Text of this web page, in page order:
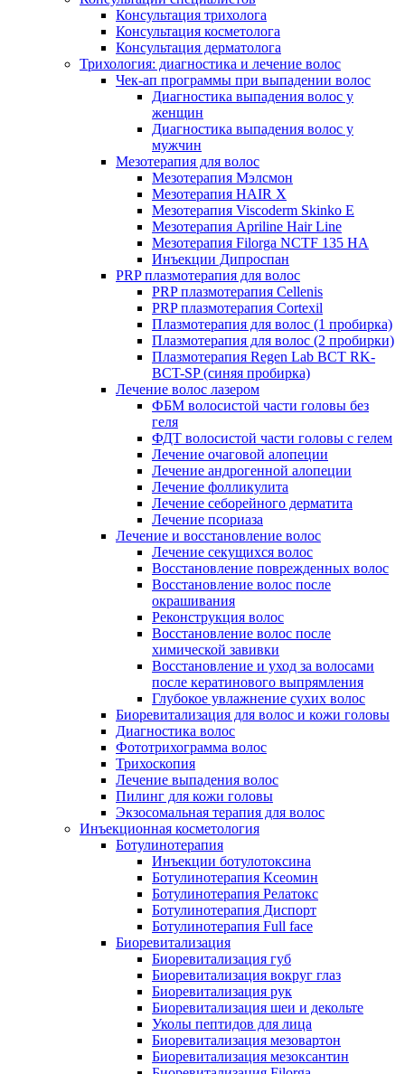
Консультация трихолога
Консультация косметолога
Консультация дерматолога
Трихология: диагностика и лечение волос
Чек-ап программы при выпадении волос
Диагностика выпадения волос у
женщин
Диагностика выпадения волос у
мужчин
Мезотерапия для волос
Мезотерапия Мэлсмон
Мезотерапия HAIR X
Мезотерапия Viscoderm Skinko E
Мезотерапия Apriline Hair Line
Мезотерапия Filorga NCTF 135 HA
Инъекции Дипроспан
PRP плазмотерапия для волос
PRP плазмотерапия Cellenis
PRP плазмотерапия Cortexil
Плазмотерапия для волос (1 пробирка)
Плазмотерапия для волос (2 пробирки)
Плазмотерапия Regen Lab BCT RK-
BCT-SP (синяя пробирка)
Лечение волос лазером
ФБМ волосистой части головы без
геля
ФДТ волосистой части головы с гелем
Лечение очаговой алопеции
Лечение андрогенной алопеции
Лечение фолликулита
Лечение себорейного дерматита
Лечение псориаза
Лечение и восстановление волос
Лечение секущихся волос
Восстановление поврежденных волос
Восстановление волос после
окрашивания
Реконструкция волос
Восстановление волос после
химической завивки
Восстановление и уход за волосами
после кератинового выпрямления
Глубокое увлажнение сухих волос
Биоревитализация для волос и кожи головы
Диагностика волос
Фототрихограмма волос
Трихоскопия
Лечение выпадения волос
Пилинг для кожи головы
Экзосомальная терапия для волос
Инъекционная косметология
Ботулинотерапия
Инъекции ботулотоксина
Ботулинотерапия Ксеомин
Ботулинотерапия Релатокс
Ботулинотерапия Диспорт
Ботулинотерапия Full face
Биоревитализация
Биоревитализация губ
Биоревитализация вокруг глаз
Биоревитализация рук
Биоревитализация шеи и декольте
Уколы пептидов для лица
Биоревитализация мезовартон
Биоревитализация мезоксантин